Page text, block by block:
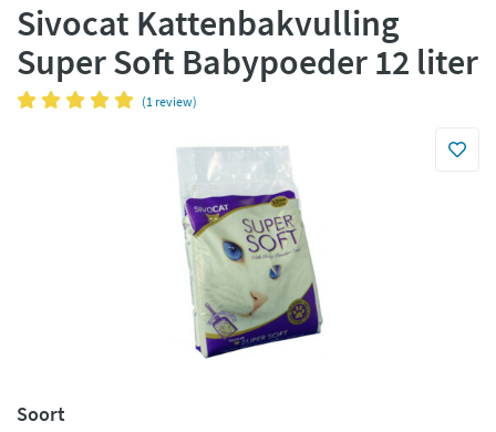
Betaal met Klarna
Sivocat Kattenbakvulling
Super Soft Babypoeder 12 liter
(1 review)
Soort